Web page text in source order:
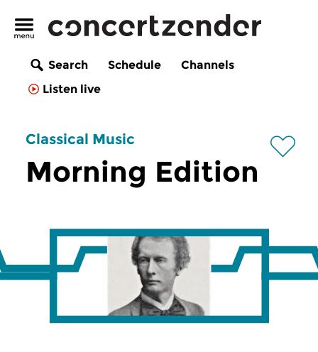
Search Schedule
Channels
Listen live
Classical Music
Morning Edition